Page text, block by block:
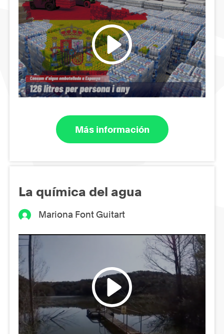
Más información
La química del agua
Mariona Font Guitart